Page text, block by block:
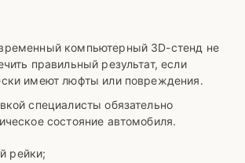
компьютерный 3D-стенд не
правильный результат, если
имеют люфты или повреждения.
специалисты обязательно
состояние автомобиля.
рейки;